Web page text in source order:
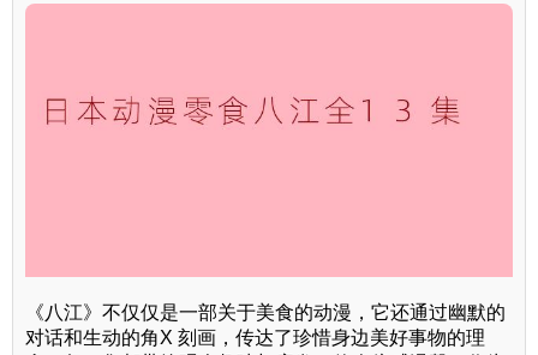
《八江》不仅仅是一部关于美食的动漫，它还通过幽默的
对话和生动的角X 刻画，传达了珍惜身边美好事物的理